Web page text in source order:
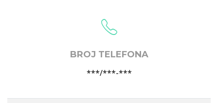
BROJ TELEFONA
***/***-***